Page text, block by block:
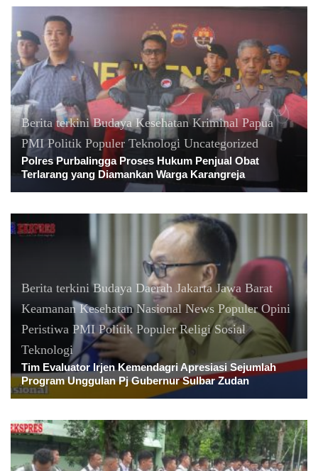
Berita terkini Budaya Kesehatan Kriminal Papua
PMI Politik Populer Teknologi Uncategorized
Polres PurbaIingga Proses Hukum Penjual Obat
Terlarang yang Diamankan Warga Karangreja
Berita terkini Budaya Daerah Jakarta Jawa Barat
Keamanan Kesehatan Nasional News Populer Opini
Peristiwa PMI Politik Populer Religi Sosial
Teknologi
Tim Evaluator Irjen Kemendagri Apresiasi Sejumlah
Program Unggulan Pj Gubernur Sulbar Zudan